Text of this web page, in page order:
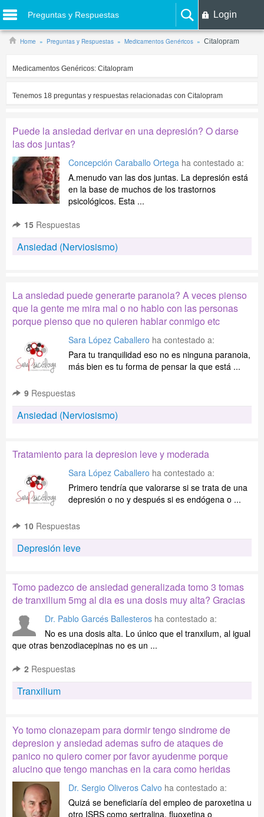
Preguntas y Respuestas Login
Home Preguntas y Respuestas Medicamentos Genéricos Citalopram
Medicamentos Genéricos: Citalopram
Tenemos 18 preguntas y respuestas relacionadas con Citalopram
Puede la ansiedad derivar en una depresión? O darse
las dos juntas?
Concepción Caraballo Ortega ha contestado a:
A.menudo van las dos juntas. La depresión está
en la base de muchos de los trastornos
psicológicos. Esta ...
15 Respuestas
Ansiedad (Nerviosismo)
La ansiedad puede generarte paranoia? A veces pienso
que la gente me mira mal o no hablo con las personas
porque pienso que no quieren hablar conmigo etc
Sara López Caballero ha contestado a:
Para tu tranquilidad eso no es ninguna paranoia,
más bien es tu forma de pensar la que está ...
9 Respuestas
Ansiedad (Nerviosismo)
Tratamiento para la depresion leve y moderada
Sara López Caballero ha contestado a:
Primero tendría que valorarse si se trata de una
depresión o no y después si es endógena o ...
10 Respuestas
Depresión leve
Tomo padezco de ansiedad generalizada tomo 3 tomas
de tranxilium 5mg al dia es una dosis muy alta? Gracias
Dr. Pablo Garcés Ballesteros ha contestado a:
No es una dosis alta. Lo único que el tranxilum, al igual
que otras benzodiacepinas no es un ...
2 Respuestas
Tranxilium
Yo tomo clonazepam para dormir tengo sindrome de
depresion y ansiedad ademas sufro de ataques de
panico no quiero comer por favor ayudenme porque
alucino que tengo manchas en la cara como heridas
Dr. Sergio Oliveros Calvo ha contestado a:
Quizá se beneficiaría del empleo de paroxetina u
otro ISRS como sertralina, fluoxetina o